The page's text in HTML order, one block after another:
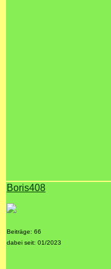
Boris408
Beiträge: 66
dabei seit: 01/2023